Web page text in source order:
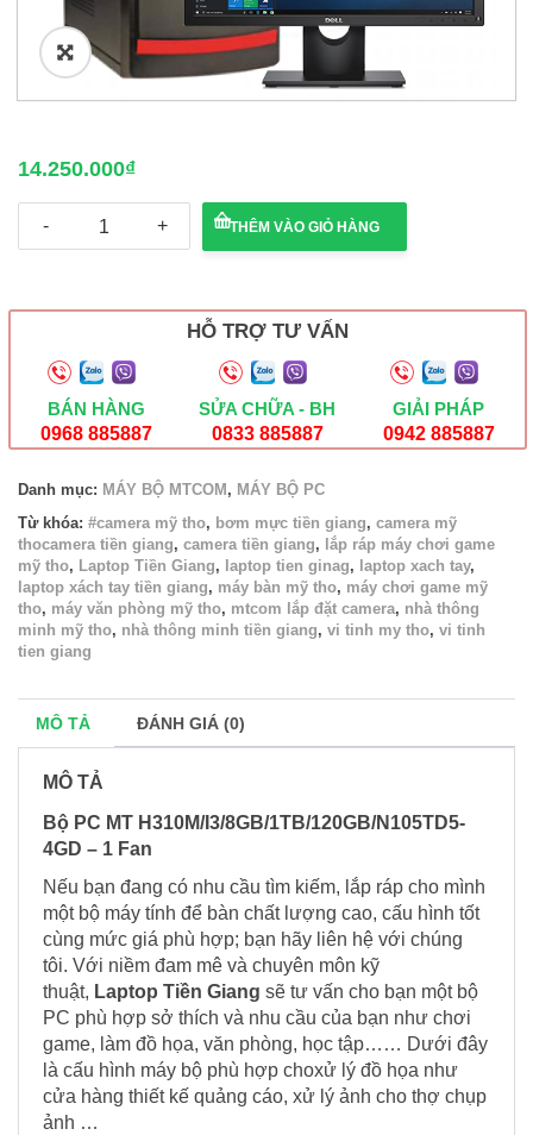
🔍
14.250.000₫
MT
THÊM VÀO GIỎ HÀNG
HỖ TRỢ TƯ VẤN
BÁN HÀNG
0968 885887
SỬA CHỮA - BH
0833 885887
GIẢI PHÁP
0942 885887
Danh mục: MÁY BỘ MTCOM , MÁY BỘ PC
Từ khóa: #camera mỹ tho, bơm mực tiền giang, camera mỹ
thocamera tiền giang, camera tiền giang, lắp ráp máy chơi game
mỹ tho, Laptop Tiền Giang, laptop tien ginag, laptop xach tay,
laptop xách tay tiền giang, máy bàn mỹ tho, máy chơi game mỹ
tho, máy văn phòng mỹ tho, mtcom lắp đặt camera, nhà thông
minh mỹ tho, nhà thông minh tiền giang, vi tinh my tho, vi tinh
tien giang
MÔ TẢ ĐÁNH GIÁ (0)
MÔ TẢ
Bộ PC MT H310M/I3/8GB/1TB/120GB/N105TD5-
4GD – 1 Fan
Nếu bạn đang có nhu cầu tìm kiếm, lắp ráp cho mình
một bộ máy tính để bàn chất lượng cao, cấu hình tốt
cùng mức giá phù hợp; bạn hãy liên hệ với chúng
tôi. Với niềm đam mê và chuyên môn kỹ
thuật, Laptop Tiền Giang sẽ tư vấn cho bạn một bộ
PC phù hợp sở thích và nhu cầu của bạn như chơi
game, làm đồ họa, văn phòng, học tập…… Dưới đây
là cấu hình máy bộ phù hợp choxử lý đồ họa như
cửa hàng thiết kế quảng cáo, xử lý ảnh cho thợ chụp
ảnh …